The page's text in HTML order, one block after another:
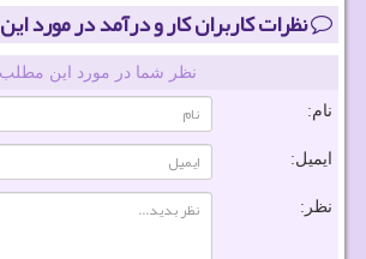
نظرات کاربران کار و درآمد در مورد
نظر شما در مورد این مطلب
نام:
ایمیل:
نظر: